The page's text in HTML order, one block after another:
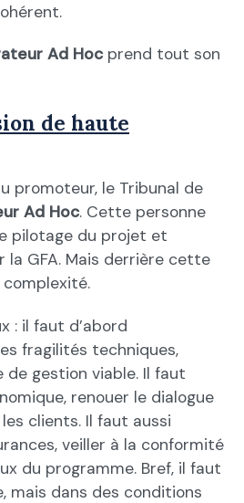
Ad Hocprend tout son
de haute
promoteur, le Tribunal de
Ad Hoc. Cette personne
pilotage du projet et
GFA. Mais derrière cette
complexité.
: il faut d’abord
fragilités techniques,
gestion viable. Il faut
renouer le dialogue
clients. Il faut aussi
veiller à la conformité
du programme. Bref, il faut
mais dans des conditions